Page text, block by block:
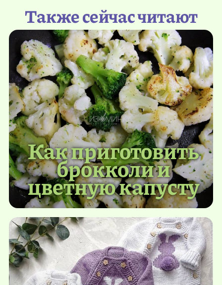
Также сейчас читают
Как приготовить
брокколи и
цветную капусту